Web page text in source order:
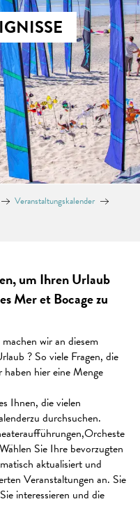
Veranstaltungskalender
um Ihren Urlaub
Mer et Bocage zu
wir an diesem
? So viele Fragen, die
hier eine Menge
Ihnen, die vielen
durchsuchen.
Sie Ihre bevorzugten
aktualisiert und
Veranstaltungen an. Sie
interessieren und die